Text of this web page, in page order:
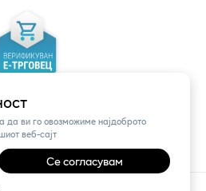
да ви го овозможиме најдоброто
веб-сајт
Се согласувам